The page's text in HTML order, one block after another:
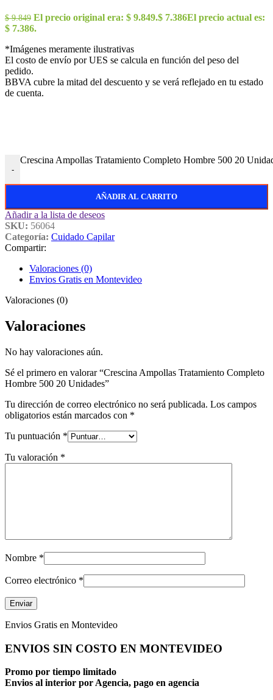
$9.849 El precio original era: $ 9.849.$ 7.386El precio actual es:
$ 7.386.
*Imágenes meramente ilustrativas
El costo de envío por UES se calcula en función del peso del
pedido.
BBVA cubre la mitad del descuento y se verá reflejado en tu estado
de cuenta.
-
Crescina Ampollas Tratamiento Completo Hombre 500 20
AÑADIR AL CARRITO
Añadir a la lista de deseos
SKU: 56064
Categoría: Cuidado Capilar
Compartir:
Valoraciones (0)
Envios Gratis en Montevideo
Valoraciones (0)
Valoraciones
No hay valoraciones aún.
Sé el primero en valorar “Crescina Ampollas Tratamiento Completo
Hombre 500 20 Unidades”
Tu dirección de correo electrónico no será publicada. Los campos
obligatorios están marcados con *
Tu puntuación *
Tu valoración *
Nombre *
Correo electrónico *
Envios Gratis en Montevideo
ENVIOS SIN COSTO EN MONTEVIDEO
Promo por tiempo limitado
Envios al interior por Agencia, pago en agencia